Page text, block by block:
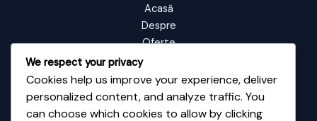
Acasă
Despre
Oferte
Portofoliu
Blog
Contact
We respect your privacy
Cookies help us improve your experience, deliver
personalized content, and analyze traffic. You
can choose which cookies to allow by clicking